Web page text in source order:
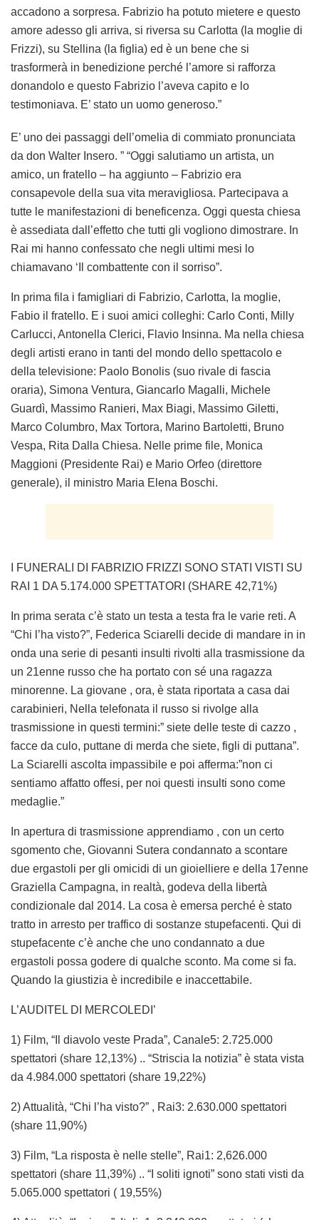
accadono a sorpresa. Fabrizio ha potuto mietere e questo
amore adesso gli arriva, si riversa su Carlotta (la moglie di
Frizzi), su Stellina (la figlia) ed è un bene che si
trasformerà in benedizione perché l’amore si rafforza
donandolo e questo Fabrizio l’aveva capito e lo
testimoniava. E’ stato un uomo generoso.”
E’ uno dei passaggi dell’omelia di commiato pronunciata
da don Walter Insero. ” “Oggi salutiamo un artista, un
amico, un fratello – ha aggiunto – Fabrizio era
consapevole della sua vita meravigliosa. Partecipava a
tutte le manifestazioni di beneficenza. Oggi questa chiesa
è assediata dall’effetto che tutti gli vogliono dimostrare. In
Rai mi hanno confessato che negli ultimi mesi lo
chiamavano ‘Il combattente con il sorriso”.
In prima fila i famigliari di Fabrizio, Carlotta, la moglie,
Fabio il fratello. E i suoi amici colleghi: Carlo Conti, Milly
Carlucci, Antonella Clerici, Flavio Insinna. Ma nella chiesa
degli artisti erano in tanti del mondo dello spettacolo e
della televisione: Paolo Bonolis (suo rivale di fascia
oraria), Simona Ventura, Giancarlo Magalli, Michele
Guardì, Massimo Ranieri, Max Biagi, Massimo Giletti,
Marco Columbro, Max Tortora, Marino Bartoletti, Bruno
Vespa, Rita Dalla Chiesa. Nelle prime file, Monica
Maggioni (Presidente Rai) e Mario Orfeo (direttore
generale), il ministro Maria Elena Boschi.
I FUNERALI DI FABRIZIO FRIZZI SONO STATI VISTI SU
RAI 1 DA 5.174.000 SPETTATORI (SHARE 42,71%)
In prima serata c’è stato un testa a testa fra le varie reti. A
“Chi l’ha visto?”, Federica Sciarelli decide di mandare in in
onda una serie di pesanti insulti rivolti alla trasmissione da
un 21enne russo che ha portato con sé una ragazza
minorenne. La giovane , ora, è stata riportata a casa dai
carabinieri, Nella telefonata il russo si rivolge alla
trasmissione in questi termini:” siete delle teste di cazzo ,
facce da culo, puttane di merda che siete, figli di puttana”.
La Sciarelli ascolta impassibile e poi afferma:”non ci
sentiamo affatto offesi, per noi questi insulti sono come
medaglie.”
In apertura di trasmissione apprendiamo , con un certo
sgomento che, Giovanni Sutera condannato a scontare
due ergastoli per gli omicidi di un gioielliere e della 17enne
Graziella Campagna, in realtà, godeva della libertà
condizionale dal 2014. La cosa è emersa perché è stato
tratto in arresto per traffico di sostanze stupefacenti. Qui di
stupefacente c’è anche che uno condannato a due
ergastoli possa godere di qualche sconto. Ma come si fa.
Quando la giustizia è incredibile e inaccettabile.
L’AUDITEL DI MERCOLEDI’
1) Film, “Il diavolo veste Prada”, Canale5: 2.725.000
spettatori (share 12,13%) .. “Striscia la notizia” è stata vista
da 4.984.000 spettatori (share 19,22%)
2) Attualità, “Chi l’ha visto?” , Rai3: 2.630.000 spettatori
(share 11,90%)
3) Film, “La risposta è nelle stelle”, Rai1: 2,626.000
spettatori (share 11,39%) .. “I soliti ignoti” sono stati visti da
5.065.000 spettatori ( 19,55%)